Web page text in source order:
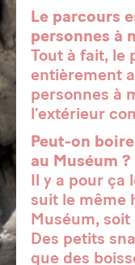
Le parcours
personnes à
Tout à fait, le
entièrement
personnes à
l’extérieur
Peut-on
au Muséum ?
Il y a pour ça
suit le même
Muséum,
Des petits
que des